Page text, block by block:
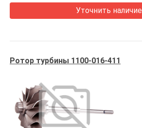
Уточнить наличие
Ротор турбины 1100-016-411